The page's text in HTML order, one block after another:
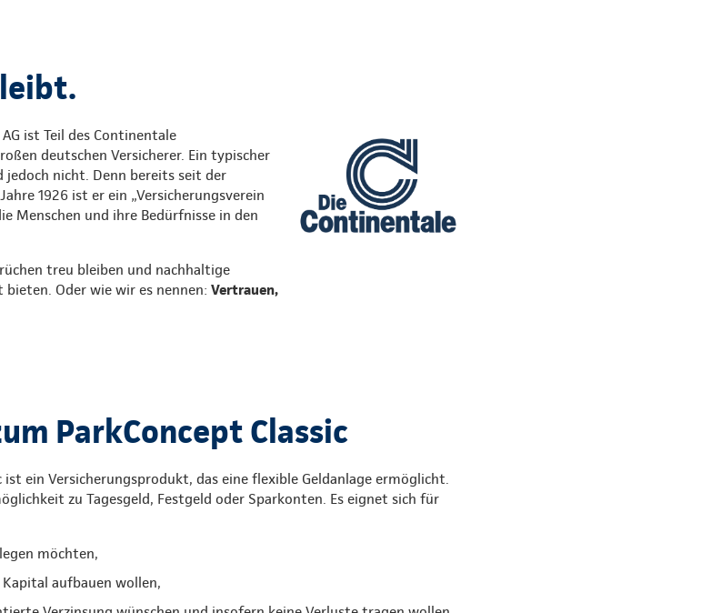
ist Teil des Continentale
deutschen Versicherer. Ein typischer
jedoch nicht. Denn bereits seit der
1926 ist er ein „Versicherungsverein
Menschen und ihre Bedürfnisse in den
treu bleiben und nachhaltige
Oder wie wir es nennen: Vertrauen,
ParkConcept Classic
ist ein Versicherungsprodukt, das eine flexible Geldanlage ermöglicht.
zu Tagesgeld, Festgeld oder Sparkonten. Es eignet sich für
möchten,
aufbauen wollen,